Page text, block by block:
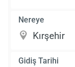
Nereye
Gidiş Tarihi